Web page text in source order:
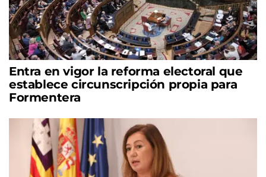
Entra en vigor la reforma electoral que
establece circunscripción propia para
Formentera